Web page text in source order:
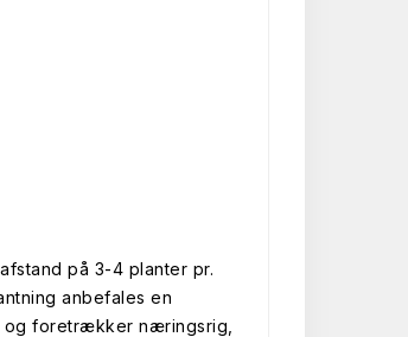
på 3-4 planter pr.
anbefales en
og foretrækker næringsrig,